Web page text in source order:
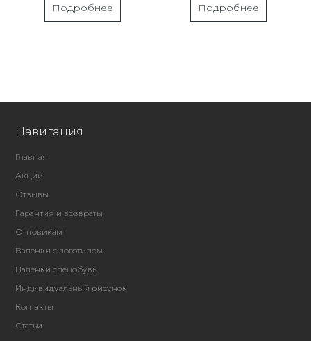
Подробнее Подробнее
Навигация
Главная
Акции
Отзывы
Гарантия и возвраты
Оптовикам
Валенки с логотипом
Валенки спецобувь
Индивидуальный рисунок
Контакты
Статьи